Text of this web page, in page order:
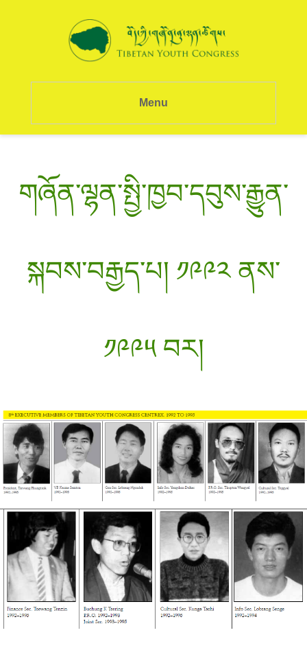
Menu
གཞོན་ལྷན་སྤྱི་ཁྱབ་དབུས་རྒྱུན་
སྐབས་བརྒྱད་པ། ༡༩༩༢ ནས་
༡༩༩༥ བར།